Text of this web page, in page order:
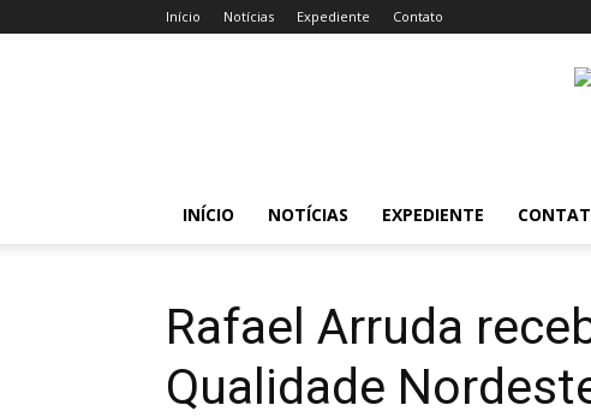
Início Notícias Expediente Contato
INÍCIO NOTÍCIAS EXPEDIENTE
Rafael Arruda
Qualidade